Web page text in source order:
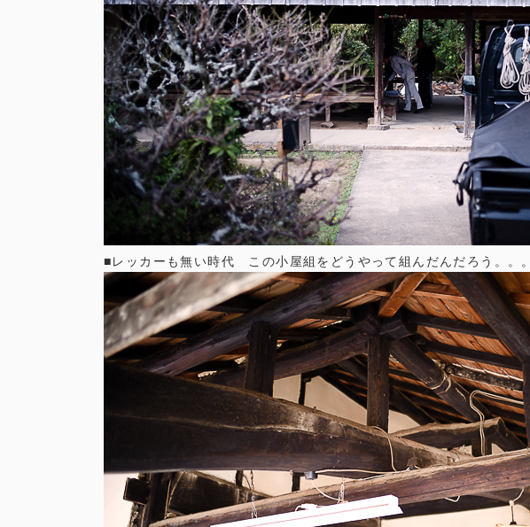
■レッカーも無い時代 この小屋組をどうやって組んだんだろう。。。